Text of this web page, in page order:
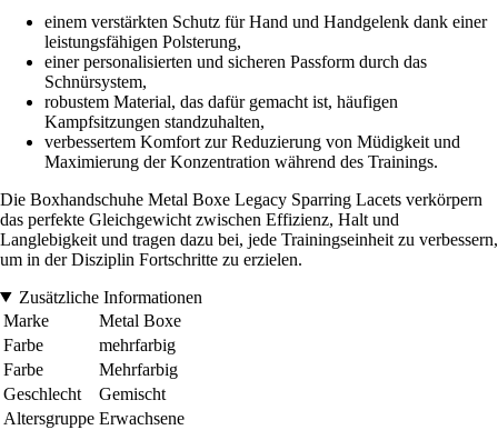
einem verstärkten Schutz für Hand und Handgelenk dank einer
leistungsfähigen Polsterung,
einer personalisierten und sicheren Passform durch das
Schnürsystem,
robustem Material, das dafür gemacht ist, häufigen
Kampfsitzungen standzuhalten,
verbessertem Komfort zur Reduzierung von Müdigkeit und
Maximierung der Konzentration während des Trainings.
Die Boxhandschuhe Metal Boxe Legacy Sparring Lacets verkörpern
das perfekte Gleichgewicht zwischen Effizienz, Halt und
Langlebigkeit und tragen dazu bei, jede Trainingseinheit zu verbessern,
um in der Disziplin Fortschritte zu erzielen.
Zusätzliche Informationen
Marke
Metal Boxe
Farbe
mehrfarbig
Farbe
Mehrfarbig
Geschlecht
Gemischt
Altersgruppe Erwachsene